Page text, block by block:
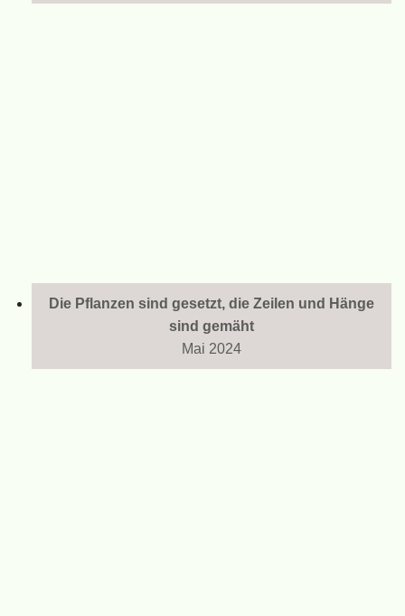
Die Pflanzen sind gesetzt, die Zeilen und Hänge
sind gemäht
Mai 2024